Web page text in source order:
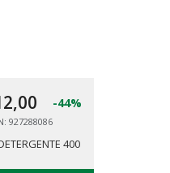
00 -44%
927288086
400